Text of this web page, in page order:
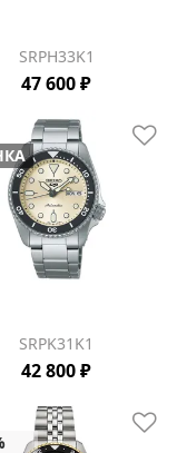
SRPH33K1
47 600 ₽
SRPK31K1
42 800 ₽